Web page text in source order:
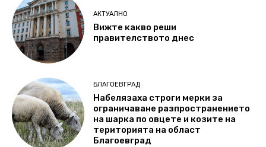
АКТУАЛНО
Вижте какво реши
правителството днес
БЛАГОЕВГРАД
Набелязаха строги мерки за
ограничаване разпространението
на шарка по овцете и козите на
територията на област
Благоевград